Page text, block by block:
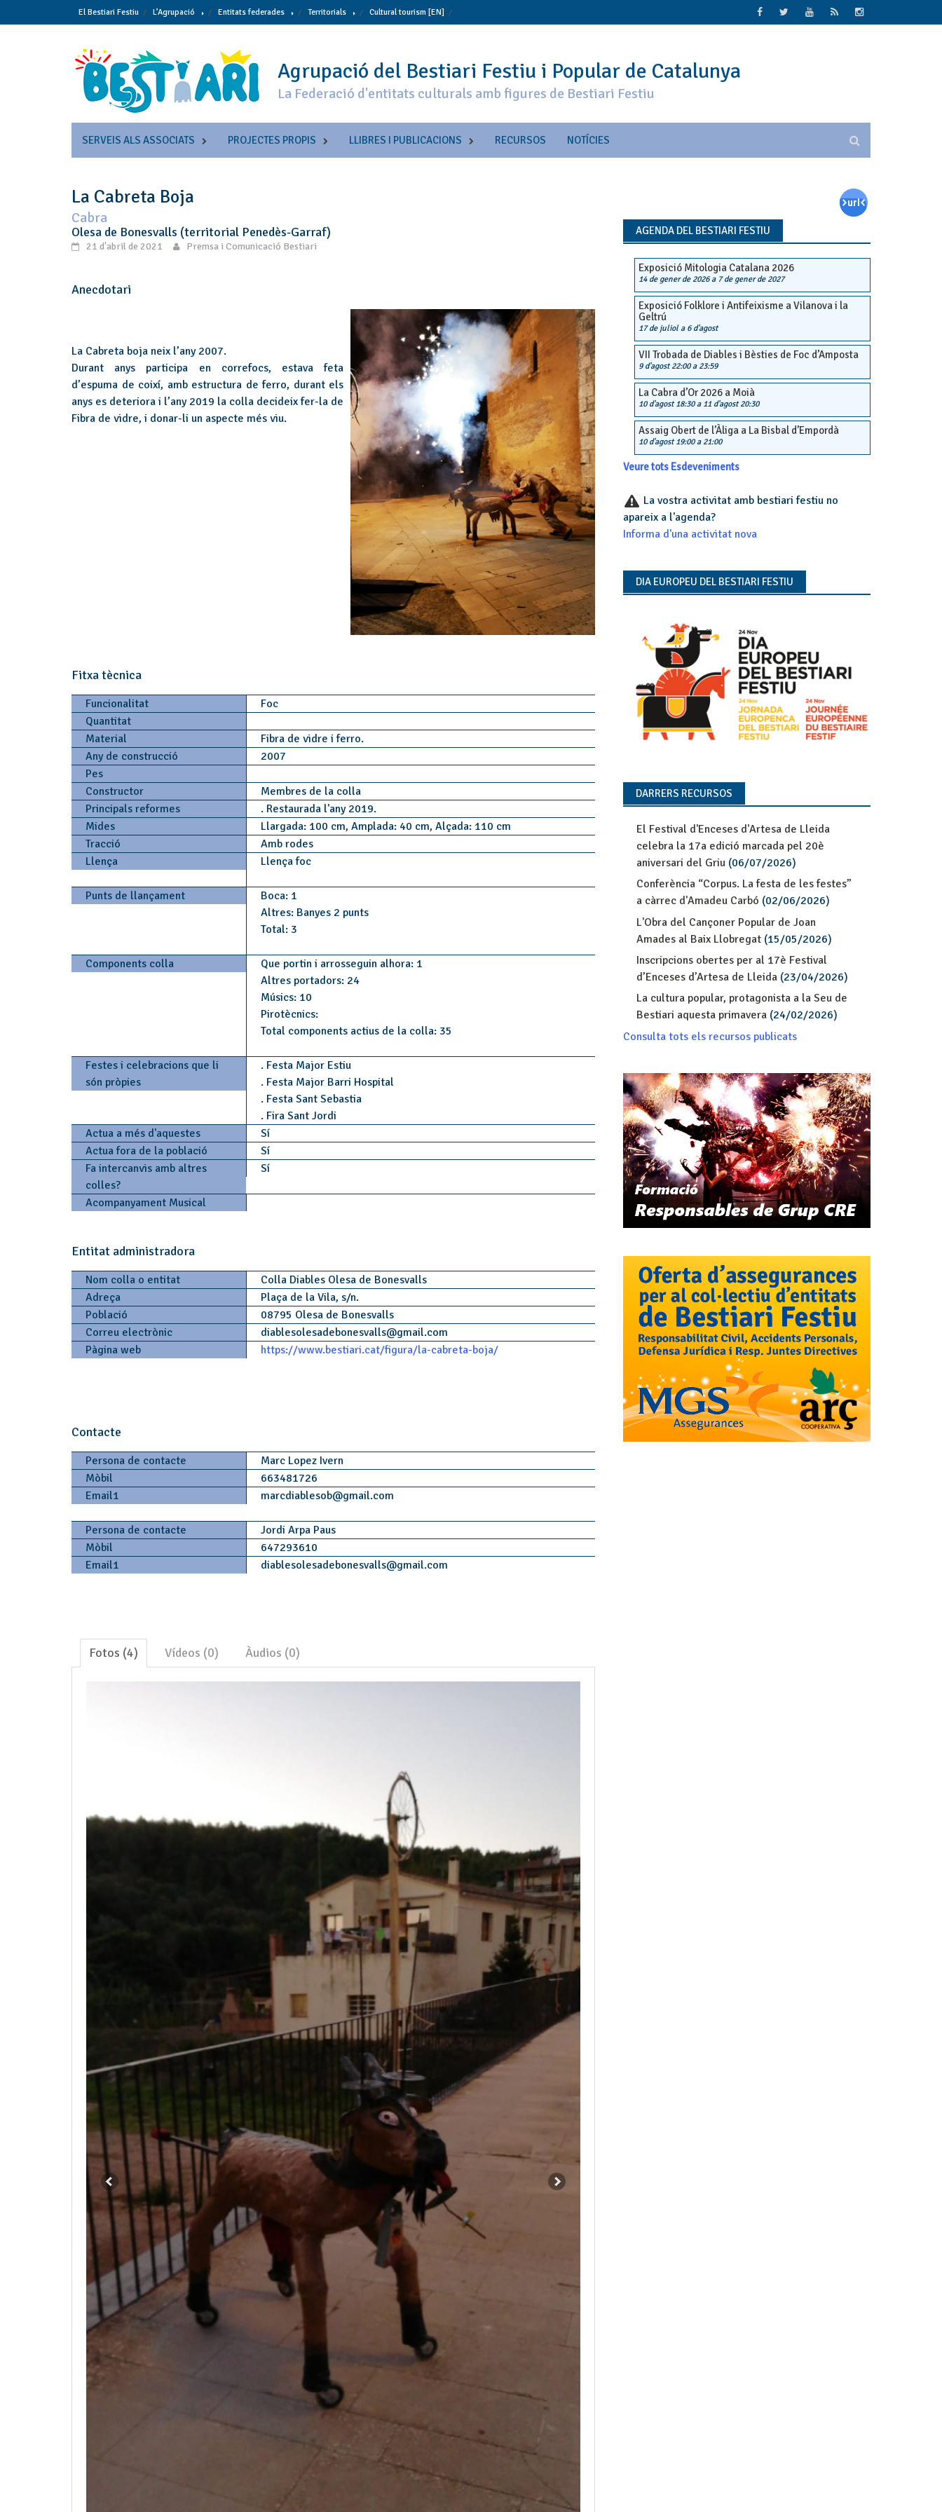
to
El Bestiari Festiu L’Agrupació Entitats federades Territorials Cultural tourism [EN]
Agrupació del Bestiari Festiu i Popular de Catalunya
La Federació d'entitats culturals amb figures de Bestiari Festiu
SERVEIS ALS ASSOCIATS PROJECTES PROPIS LLIBRES I PUBLICACIONS RECURSOS NOTÍCIES
La Cabreta Boja
Cabra
Olesa de Bonesvalls (territorial Penedès-Garraf)
21 d'abril de 2021 Premsa i Comunicació Bestiari
Anecdotari
La Cabreta boja neix l’any 2007.
Durant anys participa en correfocs, estava feta
d’espuma de coixí, amb estructura de ferro, durant els
anys es deteriora i l’any 2019 la colla decideix fer-la de
Fibra de vidre, i donar-li un aspecte més viu.
Fitxa tècnica
Funcionalitat
Foc
Quantitat
Material
Fibra de vidre i ferro.
Any de construcció
2007
Pes
Constructor
Membres de la colla
Principals reformes
. Restaurada l'any 2019.
Mides
Llargada: 100 cm, Amplada: 40 cm, Alçada: 110 cm
Tracció
Amb rodes
Llença
Llença foc
Punts de llançament
Boca: 1
Altres: Banyes 2 punts
Total: 3
Components colla
Que portin i arrosseguin alhora: 1
Altres portadors: 24
Músics: 10
Pirotècnics:
Total components actius de la colla: 35
Festes i celebracions que li
són pròpies
. Festa Major Estiu
. Festa Major Barri Hospital
. Festa Sant Sebastia
. Fira Sant Jordi
Actua a més d'aquestes
Sí
Actua fora de la població
Sí
Fa intercanvis amb altres
colles?
Sí
Acompanyament Musical
Entitat administradora
Nom colla o entitat
Colla Diables Olesa de Bonesvalls
Adreça
Plaça de la Vila, s/n.
Població
08795 Olesa de Bonesvalls
Correu electrònic
diablesolesadebonesvalls@gmail.com
Pàgina web
https://www.bestiari.cat/figura/la-cabreta-boja/
Contacte
Persona de contacte
Marc Lopez Ivern
Mòbil
663481726
Email1
marcdiablesob@gmail.com
Persona de contacte
Jordi Arpa Paus
Mòbil
647293610
Email1
diablesolesadebonesvalls@gmail.com
Fotos (4) Vídeos (0) Àudios (0)
AGENDA DEL BESTIARI FESTIU
Exposició Mitologia Catalana 2026
14 de gener de 2026a 7 de gener de 2027
Exposició Folklore i Antifeixisme a Vilanova i la
Geltrú
17 de juliola 6 d'agost
VII Trobada de Diables i Bèsties de Foc d’Amposta
9 d'agost 22:00a 23:59
La Cabra d’Or 2026 a Moià
10 d'agost 18:30a 11 d'agost 20:30
Assaig Obert de l’Àliga a La Bisbal d’Empordà
10 d'agost 19:00a 21:00
Veure tots Esdeveniments
La vostra activitat amb bestiari festiu no
apareix a l'agenda?
Informa d'una activitat nova
DIA EUROPEU DEL BESTIARI FESTIU
DARRERS RECURSOS
El Festival d'Enceses d'Artesa de Lleida
celebra la 17a edició marcada pel 20è
aniversari del Griu(06/07/2026)
Conferència “Corpus. La festa de les festes”
a càrrec d'Amadeu Carbó (02/06/2026)
L'Obra del Cançoner Popular de Joan
Amades al Baix Llobregat(15/05/2026)
Inscripcions obertes per al 17è Festival
d’Enceses d’Artesa de Lleida(23/04/2026)
La cultura popular, protagonista a la Seu de
Bestiari aquesta primavera(24/02/2026)
Consulta tots els recursos publicats